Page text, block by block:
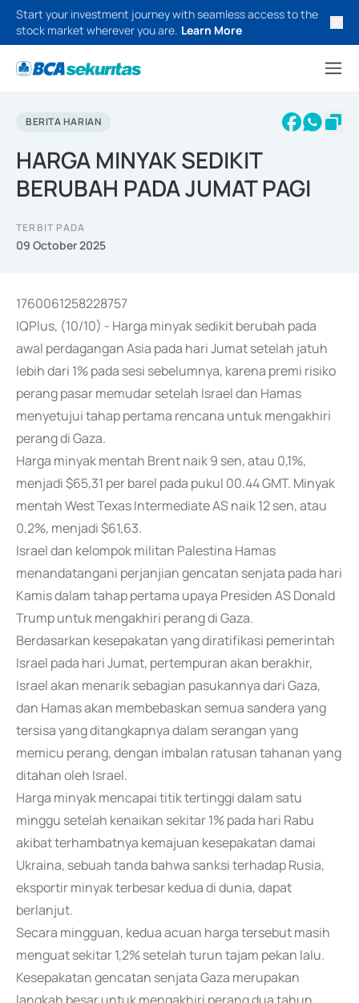
Start your investment journey with seamless access to the
stock market wherever you are. Learn More
BERITA HARIAN
HARGA MINYAK SEDIKIT
BERUBAH PADA JUMAT PAGI
TERBIT PADA
09 October 2025
1760061258228757
IQPlus, (10/10) - Harga minyak sedikit berubah pada
awal perdagangan Asia pada hari Jumat setelah jatuh
lebih dari 1% pada sesi sebelumnya, karena premi risiko
perang pasar memudar setelah Israel dan Hamas
menyetujui tahap pertama rencana untuk mengakhiri
perang di Gaza.
Harga minyak mentah Brent naik 9 sen, atau 0,1%,
menjadi $65,31 per barel pada pukul 00.44 GMT. Minyak
mentah West Texas Intermediate AS naik 12 sen, atau
0,2%, menjadi $61,63.
Israel dan kelompok militan Palestina Hamas
menandatangani perjanjian gencatan senjata pada hari
Kamis dalam tahap pertama upaya Presiden AS Donald
Trump untuk mengakhiri perang di Gaza.
Berdasarkan kesepakatan yang diratifikasi pemerintah
Israel pada hari Jumat, pertempuran akan berakhir,
Israel akan menarik sebagian pasukannya dari Gaza,
dan Hamas akan membebaskan semua sandera yang
tersisa yang ditangkapnya dalam serangan yang
memicu perang, dengan imbalan ratusan tahanan yang
ditahan oleh Israel.
Harga minyak mencapai titik tertinggi dalam satu
minggu setelah kenaikan sekitar 1% pada hari Rabu
akibat terhambatnya kemajuan kesepakatan damai
Ukraina, sebuah tanda bahwa sanksi terhadap Rusia,
eksportir minyak terbesar kedua di dunia, dapat
berlanjut.
Secara mingguan, kedua acuan harga tersebut masih
menguat sekitar 1,2% setelah turun tajam pekan lalu.
Kesepakatan gencatan senjata Gaza merupakan